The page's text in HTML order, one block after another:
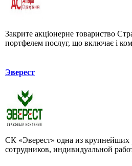
Закрите акціонерне товариство
портфелем послуг, що включає і
Эверест
СК «Эверест» одна из крупнейших
сотрудников, индивидуальной